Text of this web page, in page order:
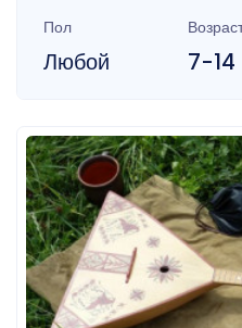
Пол
Любой 7-14